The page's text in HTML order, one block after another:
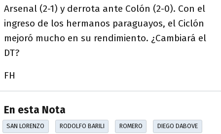
Arsenal (2-1) y derrota ante Colón (2-0). Con el
ingreso de los hermanos paraguayos, el Ciclón
mejoró mucho en su rendimiento. ¿Cambiará el
DT?
FH
En esta Nota
SAN LORENZO RODOLFO BARILI ROMERO DIEGO DABOVE